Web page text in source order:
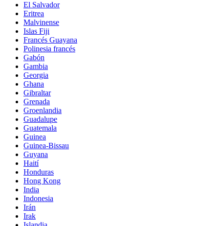
El Salvador
Eritrea
Malvinense
Islas Fiji
Francés Guayana
Polinesia francés
Gabón
Gambia
Georgia
Ghana
Gibraltar
Grenada
Groenlandia
Guadalupe
Guatemala
Guinea
Guinea-Bissau
Guyana
Haití
Honduras
Hong Kong
India
Indonesia
Irán
Irak